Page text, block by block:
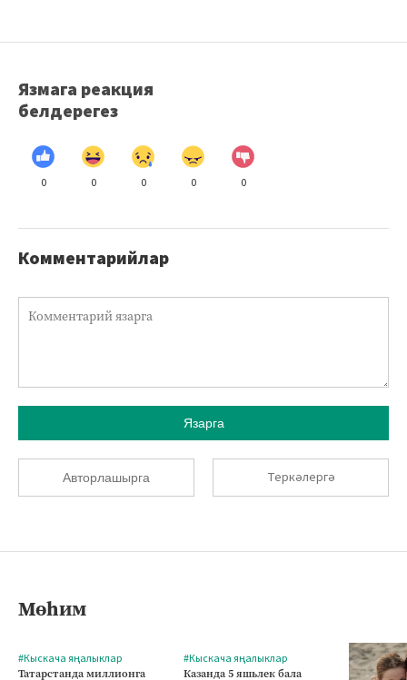
Язмага реакция
белдерегез
0 0 0 0 0
Комментарийлар
Язарга
Авторлашырга Теркәлергә
Мөһим
#Кыскача яңалыклар
Татарстанда миллионга
#Кыскача яңалыклар
Казанда 5 яшьлек бала